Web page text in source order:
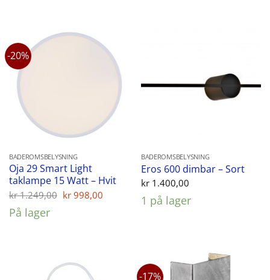
-20%
BADEROMSBELYSNING
Oja 29 Smart Light
taklampe 15 Watt – Hvit
kr1.249,00 Opprinnelig
kr 998,00 Nåværende
På lager
BADEROMSBELYSNING
Eros 600 dimbar – Sort
kr1.400,00
1 på lager
-17%